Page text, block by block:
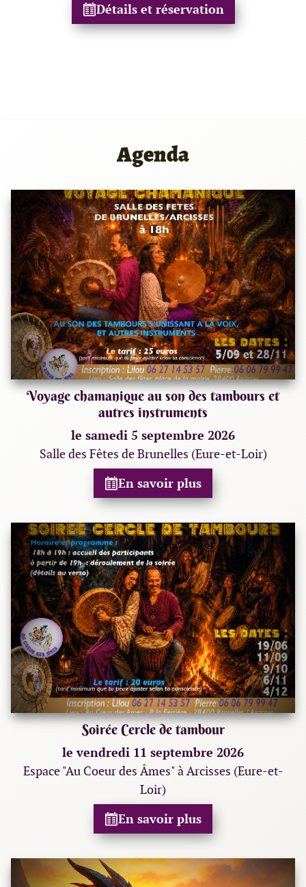
Détails et réservation
Agenda
Voyage chamanique au son des tambours et
autres instruments
le samedi 5 septembre 2026
Salle des Fêtes de Brunelles (Eure-et-Loir)
En savoir plus
Soirée Cercle de tambour
le vendredi 11 septembre 2026
Espace "Au Coeur des Âmes" à Arcisses (Eure-et-
Loir)
En savoir plus